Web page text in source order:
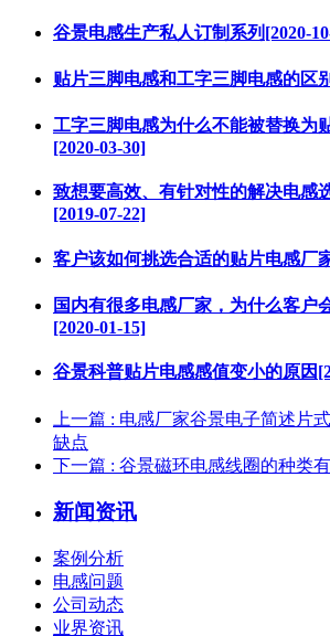
谷景电感生产私人订制系列[2020-
贴片三脚电感和工字三脚电感的区
工字三脚电感为什么不能被替换为
[2020-03-30]
致想要高效、有针对性的解决电感
[2019-07-22]
客户该如何挑选合适的贴片电感厂
国内有很多电感厂家，为什么客户
[2020-01-15]
谷景科普贴片电感感值变小的原因
上一篇 : 电感厂家谷景电子简述片
缺点
下一篇 : 谷景磁环电感线圈的种类
新闻资讯
案例分析
电感问题
公司动态
业界资讯